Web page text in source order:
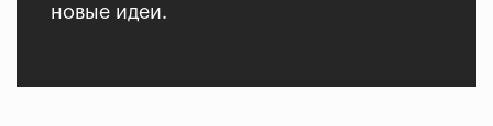
новые идеи.